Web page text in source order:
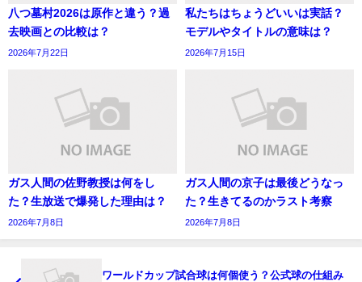
八つ墓村2026は原作と違う？過
去映画との比較は？
2026年7月22日
私たちはちょうどいいは実話？
モデルやタイトルの意味は？
2026年7月15日
ガス人間の佐野教授は何をし
た？生放送で爆発した理由は？
2026年7月8日
ガス人間の京子は最後どうなっ
た？生きてるのかラスト考察
2026年7月8日
ワールドカップ試合球は何個使う？公式球の仕組み